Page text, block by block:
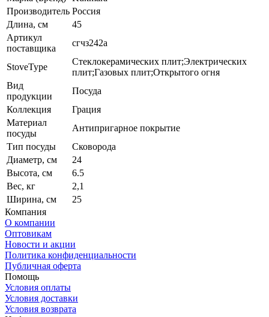
Производитель Россия
Длина, см
45
Артикул
поставщика
сгчз242а
StoveType
Стеклокерамических плит;Электрических
плит;Газовых плит;Открытого огня
Вид
продукции
Посуда
Коллекция
Грация
Материал
посуды
Антипригарное покрытие
Тип посуды
Сковорода
Диаметр, см
24
Высота, см
6.5
Вес, кг
2,1
Ширина, см
25
Компания
О компании
Оптовикам
Новости и акции
Политика конфиденциальности
Публичная оферта
Помощь
Условия оплаты
Условия доставки
Условия возврата